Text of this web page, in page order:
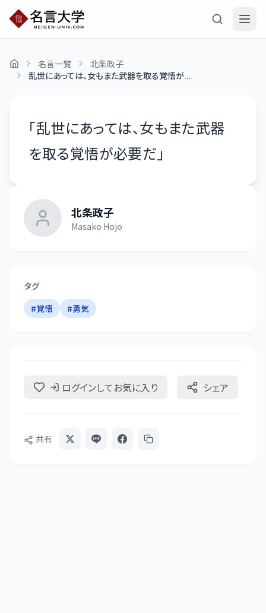
名言一覧
北条政子
乱世にあっては、女もまた武器を取る覚悟が...
「乱世にあっては、女もまた武器
を取る覚悟が必要だ 」
北条政子
Masako Hojo
タグ
#覚悟 #勇気
ログインしてお気に入り シェア
共有